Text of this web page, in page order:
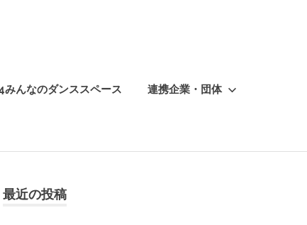
みんなのダンススペース 連携企業・団体
最近の投稿